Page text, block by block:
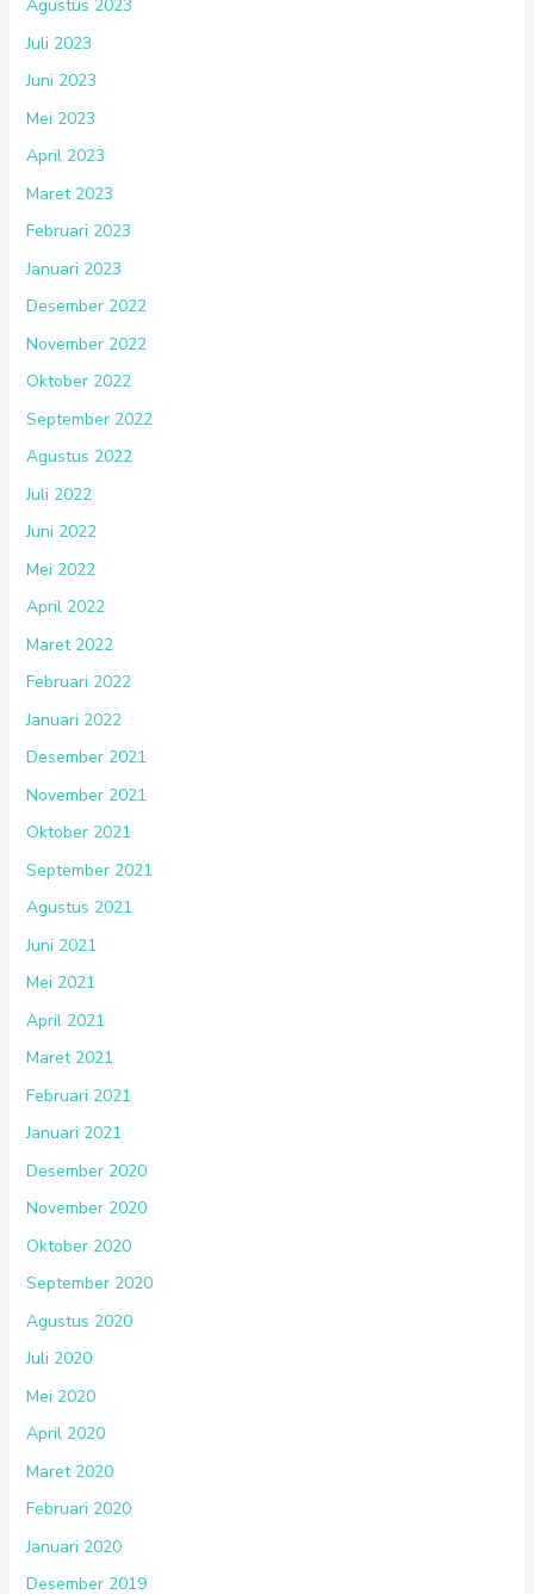
Agustus 2023
Juli 2023
Juni 2023
Mei 2023
April 2023
Maret 2023
Februari 2023
Januari 2023
Desember 2022
November 2022
Oktober 2022
September 2022
Agustus 2022
Juli 2022
Juni 2022
Mei 2022
April 2022
Maret 2022
Februari 2022
Januari 2022
Desember 2021
November 2021
Oktober 2021
September 2021
Agustus 2021
Juni 2021
Mei 2021
April 2021
Maret 2021
Februari 2021
Januari 2021
Desember 2020
November 2020
Oktober 2020
September 2020
Agustus 2020
Juli 2020
Mei 2020
April 2020
Maret 2020
Februari 2020
Januari 2020
Desember 2019